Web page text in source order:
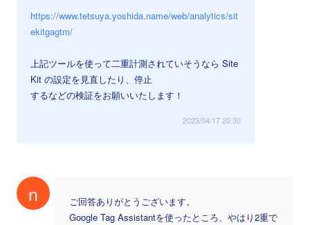
https://www.tetsuya.yoshida.name/web/analytics/sit
ekitgagtm/
上記ツールを使って二重計測されていそうなら Site
Kit の設定を見直したり、停止
するなどの検証をお願いいたします！
2023/04/17 20:30
n
ご回答ありがとうございます。
Google Tag Assistantを使ったところ、やはり2重で